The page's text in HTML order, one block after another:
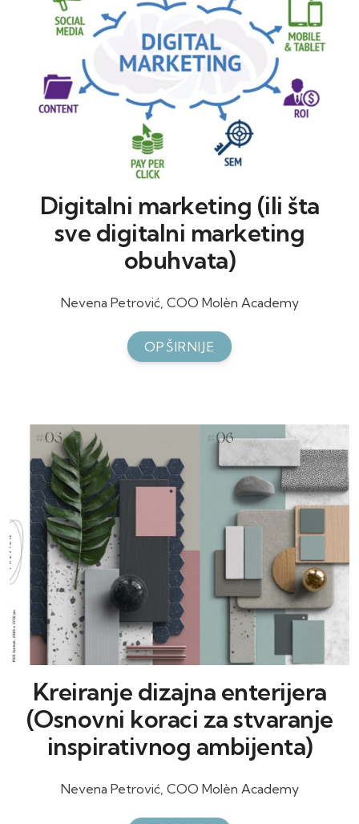
Digitalni marketing (ili šta
sve digitalni marketing
obuhvata)
Nevena Petrović, COO Molèn Academy
OPŠIRNIJE
Kreiranje dizajna enterijera
(Osnovni koraci za stvaranje
inspirativnog ambijenta)
Nevena Petrović, COO Molèn Academy